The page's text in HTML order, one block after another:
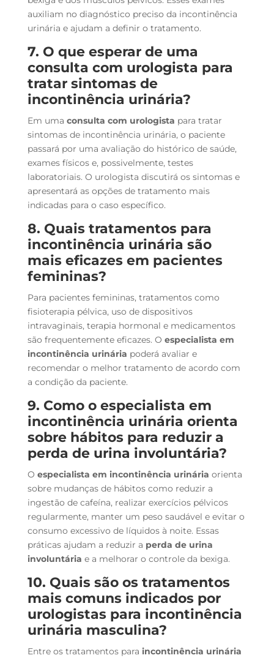
auxiliam no diagnóstico preciso da incontinência
urinária e ajudam a definir o tratamento.
7. O que esperar de uma
consulta com urologista para
tratar sintomas de
incontinência urinária?
Em uma consulta com urologista para tratar
sintomas de incontinência urinária, o paciente
passará por uma avaliação do histórico de saúde,
exames físicos e, possivelmente, testes
laboratoriais. O urologista discutirá os sintomas e
apresentará as opções de tratamento mais
indicadas para o caso específico.
8. Quais tratamentos para
incontinência urinária são
mais eficazes em pacientes
femininas?
Para pacientes femininas, tratamentos como
fisioterapia pélvica, uso de dispositivos
intravaginais, terapia hormonal e medicamentos
são frequentemente eficazes. O especialista em
incontinência urinária poderá avaliar e
recomendar o melhor tratamento de acordo com
a condição da paciente.
9. Como o especialista em
incontinência urinária orienta
sobre hábitos para reduzir a
perda de urina involuntária?
O especialista em incontinência urinária orienta
sobre mudanças de hábitos como reduzir a
ingestão de cafeína, realizar exercícios pélvicos
regularmente, manter um peso saudável e evitar o
consumo excessivo de líquidos à noite. Essas
práticas ajudam a reduzir a perda de urina
involuntária e a melhorar o controle da bexiga.
10. Quais são os tratamentos
mais comuns indicados por
urologistas para incontinência
urinária masculina?
Entre os tratamentos para incontinência urinária